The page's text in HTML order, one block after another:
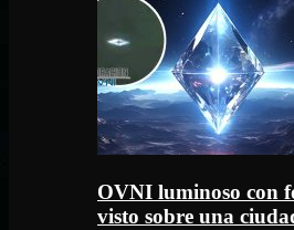
OVNI luminoso con
visto sobre una